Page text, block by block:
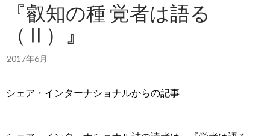
『叡知の種 覚者は語る
（Ⅱ）』
2017年6月
シェア・インターナショナルからの記事